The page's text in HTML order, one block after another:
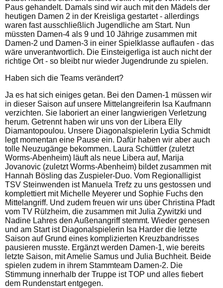
Paus gehandelt. Damals sind wir auch mit den Mädels der
heutigen Damen 2 in der Kreisliga gestartet - allerdings
waren fast ausschließlich Jugendliche am Start. Nun
müssten Damen-4 als 9 und 10 Jährige zusammen mit
Damen-2 und Damen-3 in einer Spielklasse auflaufen - das
wäre unverantwortlich. Die Einsteigerliga ist auch nicht der
richtige Ort - so bleibt nur wieder Jugendrunde zu spielen.
Haben sich die Teams verändert?
Ja es hat sich einiges getan. Bei den Damen-1 müssen wir
in dieser Saison auf unsere Mittelangreiferin Isa Kaufmann
verzichten. Sie laboriert an einer langwierigen Verletzung
herum. Getrennt haben wir uns von der Libera Elly
Diamantopoulou. Unsere Diagonalspielerin Lydia Schmidt
legt momentan eine Pause ein. Dafür haben wir aber auch
tolle Neuzugänge bekommen. Laura Schüttler (zuletzt
Worms-Abenheim) läuft als neue Libera auf, Marija
Jovanovic (zuletzt Worms-Abenheim) bildet zusammen mit
Hannah Bösling das Zuspieler-Duo. Vom Regionalligist
TSV Steinwenden ist Manuela Trefz zu uns gestossen und
komplettiert mit Michelle Meyerer und Sophie Fuchs den
Mittelangriff. Und zudem freuen wir uns über Christina Pfadt
vom TV Rülzheim, die zusammen mit Julia Zywitzki und
Nadine Lahres den Außenangriff stemmt. Wieder genesen
und am Start ist Diagonalspielerin Isa Harder die letzte
Saison auf Grund eines komplizierten Kreuzbandrisses
pausieren musste. Ergänzt werden Damen-1, wie bereits
letzte Saison, mit Amelie Samus und Julia Buchheit. Beide
spielen zudem in ihrem Stammteam Damen-2. Die
Stimmung innerhalb der Truppe ist TOP und alles fiebert
dem Rundenstart entgegen.